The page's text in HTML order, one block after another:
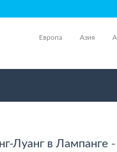
Европа Азия
Луанг в